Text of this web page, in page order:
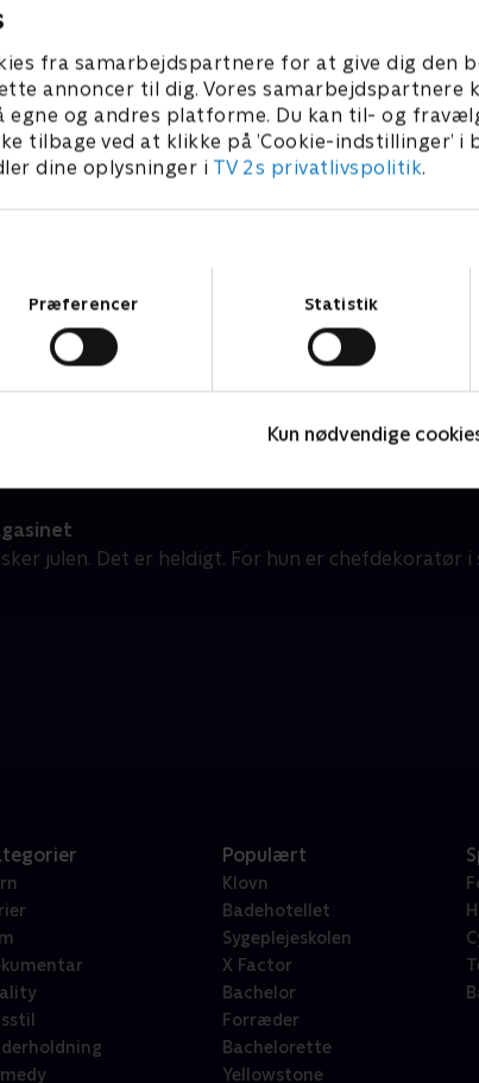
fra samarbejdspartnere for at give dig den
annoncer til dig. Vores samarbejdspartnere
og andres platforme. Du kan til- og
tilbage ved at klikke på ’Cookie-indstillinger’ i
dine oplysninger i TV 2s privatlivspolitik.
Præferencer Statistik
Kun nødvendige
på herregården
julen. Det er heldigt. For hun er chefdekoratør
Populært
Klovn
Badehotellet
Sygeplejeskolen
X Factor
Bachelor
Forræder
Bachelorette
Yellowstone